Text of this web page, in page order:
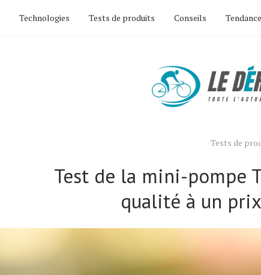
Technologies Tests de produits Conseils
Tests de
Test de la mini-pompe
qualité à un